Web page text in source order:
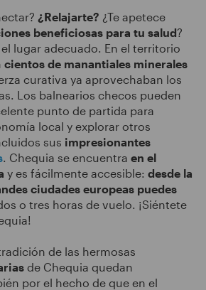
¿Relajarte? ¿Te apetece
beneficiosas para tu salud?
lugar adecuado. En el territorio
cientos de manantiales minerales
curativa ya aprovechaban los
Los balnearios checos pueden
punto de partida para
local y explorar otros
sus impresionantes
. Chequia se encuentra en el
y es fácilmente accesible: desde la
ciudades europeas puedes
o tres horas de vuelo. ¡Siéntete
de las hermosas
de Chequia quedan
por el hecho de que en el